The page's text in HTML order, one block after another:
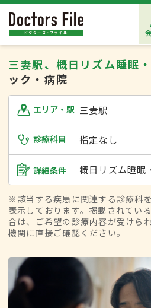
三妻駅、概日リズム睡眠
ック・病院
エリア・駅 三妻駅
診療科目 指定なし
詳細条件 概日リズム睡眠
※該当する疾患に関連する診療科
表示しております。掲載されてい
合は、ご希望の診療内容が受けら
機関に直接ご確認ください。